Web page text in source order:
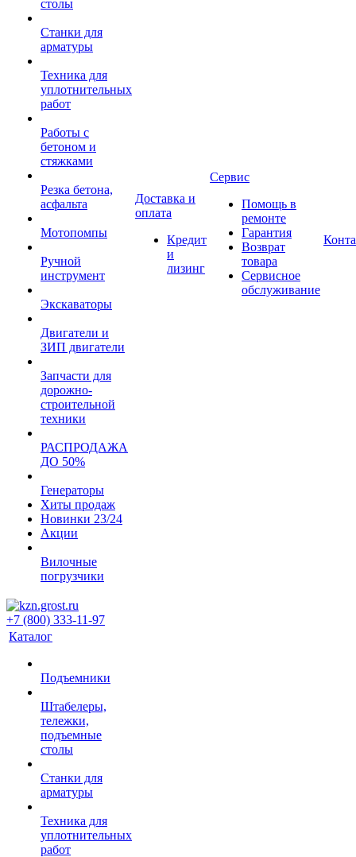
столы
Станки для
арматуры
Техника для
уплотнительных
работ
Работы с
бетоном и
стяжками
Резка бетона,
асфальта
Мотопомпы
Ручной
инструмент
Экскаваторы
Двигатели и
ЗИП двигатели
Запчасти для
дорожно-
строительной
техники
РАСПРОДАЖА
ДО 50%
Генераторы
Хиты продаж
Новинки 23/24
Акции
Вилочные
погрузчики
Доставка и
оплата
Кредит
и
лизинг
Сервис
Помощь в
ремонте
Гарантия
Возврат
товара
Сервисное
обслуживание
+7 (800) 333-11-97
Каталог
Подъемники
Штабелеры,
тележки,
подъемные
столы
Станки для
арматуры
Техника для
уплотнительных
работ